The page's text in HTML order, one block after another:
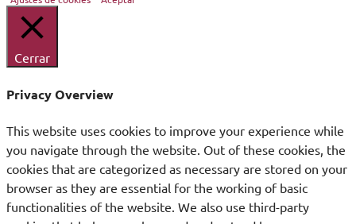
Cerrar
Privacy Overview
This website uses cookies to improve your experience while
you navigate through the website. Out of these cookies, the
cookies that are categorized as necessary are stored on your
browser as they are essential for the working of basic
functionalities of the website. We also use third-party